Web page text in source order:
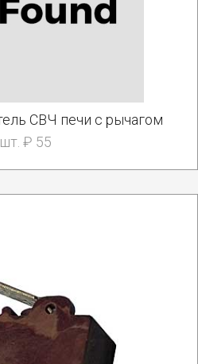
СВЧ печи с рычагом
₽ 55